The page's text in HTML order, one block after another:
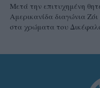
Μετά την επιτυχημένη
Αμερικανίδα διαγώνια
στα χρώματα του